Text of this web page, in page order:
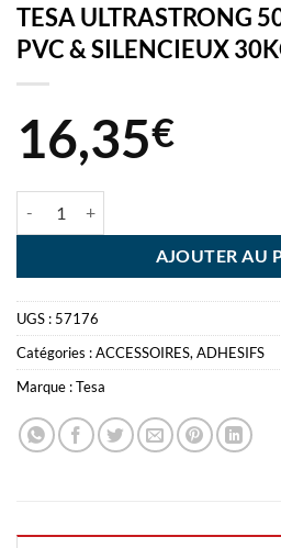
TESA ULTRASTRONG
PVC & SILENCIEUX
16,35€
AJOUTER AU
UGS : 57176
Catégories :ACCESSOIRES, ADHESIFS
Marque :Tesa